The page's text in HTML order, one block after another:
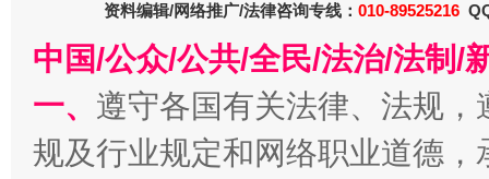
资料编辑/网络推广/法律咨询专线： 010-89525216
中国/公众/公共/全民/法治/法制/
一、 遵守各国有关法律、法规
规及行业规定和网络职业道德